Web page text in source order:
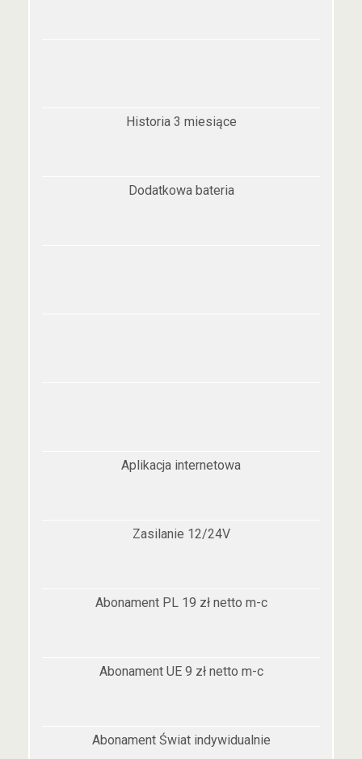
Historia 3 miesiące
Dodatkowa bateria
Aplikacja internetowa
Zasilanie 12/24V
Abonament PL 19 zł netto m-c
Abonament UE 9 zł netto m-c
Abonament Świat indywidualnie